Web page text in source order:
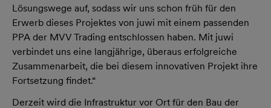
Lösungswege auf, sodass wir uns schon früh für den
Erwerb dieses Projektes von juwi mit einem passenden
PPA der MVV Trading entschlossen haben. Mit juwi
verbindet uns eine langjährige, überaus erfolgreiche
Zusammenarbeit, die bei diesem innovativen Projekt ihre
Fortsetzung findet.“
Derzeit wird die Infrastruktur vor Ort für den Bau der